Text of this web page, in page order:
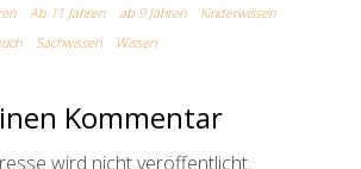
Ab 11 Jahren ab 9 Jahren
Kinderwissen
Sachwissen Wissen
Kommentar
wird nicht veröffentlicht.